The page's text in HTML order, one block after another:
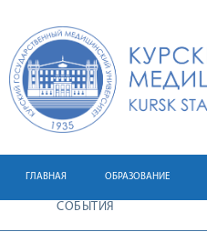
ГЛАВНАЯ ОБРАЗОВАНИЕ
СОБЫТИЯ